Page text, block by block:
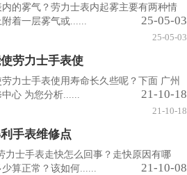
的雾气？劳力士表内起雾主要有两种情
着一层雾气或......
25-05-03
25-05-03
劳力士手表使
力士手表使用寿命长久些呢？下面 广州
心 为您分析......
21-10-18
21-10-18
手表维修点
力士手表走快怎么回事？走快原因有哪
算正常？该如何......
21-10-08